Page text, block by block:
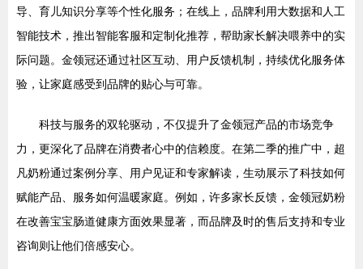
导、育儿知识分享等个性化服务；在线上，品牌利用大数据和人工
智能技术，推出智能客服和定制化推荐，帮助家长解决喂养中的实
际问题。金领冠还通过社区互动、用户反馈机制，持续优化服务体
验，让家庭感受到品牌的贴心与可靠。
科技与服务的双轮驱动，不仅提升了金领冠产品的市场竞争
力，更深化了品牌在消费者心中的信赖度。在第二季的推广中，超
凡奶粉通过案例分享、用户见证和专家解读，生动展示了科技如何
赋能产品、服务如何温暖家庭。例如，许多家长反馈，金领冠奶粉
在改善宝宝肠道健康方面效果显著，而品牌及时的售后支持和专业
咨询则让他们倍感安心。